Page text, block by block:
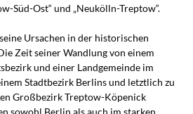
Süd-Ost“ und „Neukölln-Treptow“.
Ursachen in der historischen
Zeit seiner Wandlung von einem
und einer Landgemeinde im
Stadtbezirk Berlins und letztlich zu
Großbezirk Treptow-Köpenick
sowohl Berlin als auch im starken